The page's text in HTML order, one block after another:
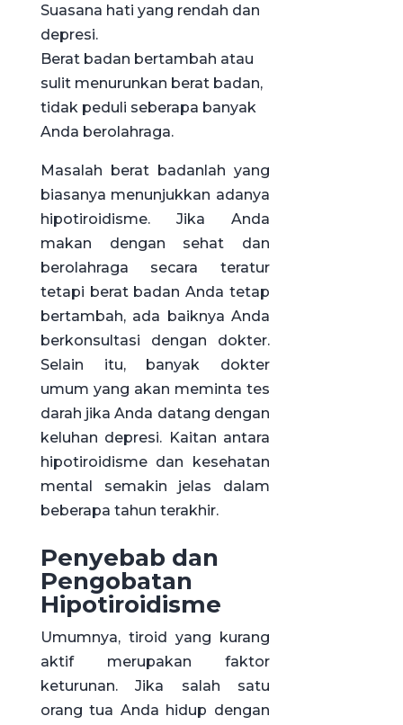
Suasana hati yang rendah dan
depresi.
Berat badan bertambah atau
sulit menurunkan berat badan,
tidak peduli seberapa banyak
Anda berolahraga.
Masalah berat badanlah yang
biasanya menunjukkan adanya
hipotiroidisme. Jika Anda
makan dengan sehat dan
berolahraga secara teratur
tetapi berat badan Anda tetap
bertambah, ada baiknya Anda
berkonsultasi dengan dokter.
Selain itu, banyak dokter
umum yang akan meminta tes
darah jika Anda datang dengan
keluhan depresi. Kaitan antara
hipotiroidisme dan kesehatan
mental semakin jelas dalam
beberapa tahun terakhir.
Penyebab dan
Pengobatan
Hipotiroidisme
Umumnya, tiroid yang kurang
aktif merupakan faktor
keturunan. Jika salah satu
orang tua Anda hidup dengan